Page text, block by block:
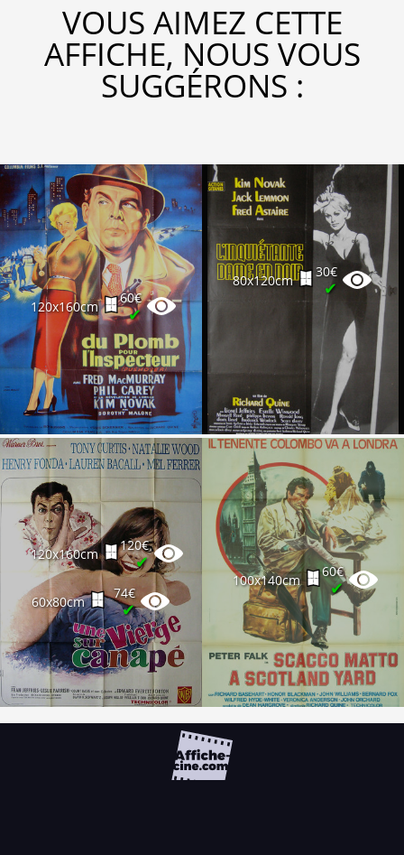
VOUS AIMEZ CETTE
AFFICHE, NOUS VOUS
SUGGÉRONS :
120x160cm
60€
✔
80x120cm
30€
✔
120x160cm
120€
✔
60x80cm
74€
✔
100x140cm
60€
✔